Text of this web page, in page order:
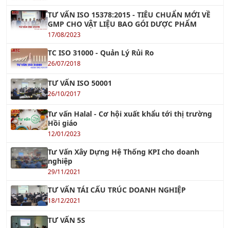
TƯ VẤN ISO 15378:2015 - TIÊU CHUẨN MỚI VỀ
GMP CHO VẬT LIỆU BAO GÓI DƯỢC PHẨM
17/08/2023
TC ISO 31000 - Quản Lý Rủi Ro
26/07/2018
TƯ VẤN ISO 50001
26/10/2017
Tư vấn Halal - Cơ hội xuất khẩu tới thị trường
Hồi giáo
12/01/2023
Tư Vấn Xây Dựng Hệ Thống KPI cho doanh
nghiệp
29/11/2021
TƯ VẤN TÁI CẤU TRÚC DOANH NGHIỆP
18/12/2021
TƯ VẤN 5S